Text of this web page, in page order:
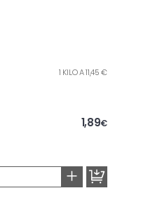
1 KILO A 11,45 €
1,89€
+